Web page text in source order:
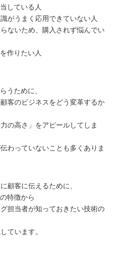
している人
がうまく応用できていない人
ないため、購入されず悩んでい
作りたい人
うために、
客のビジネスをどう変革するか
の高さ」をアピールしてしま
わっていないことも多くありま
顧客に伝えるために、
特徴から
担当者が知っておきたい技術の
ています。